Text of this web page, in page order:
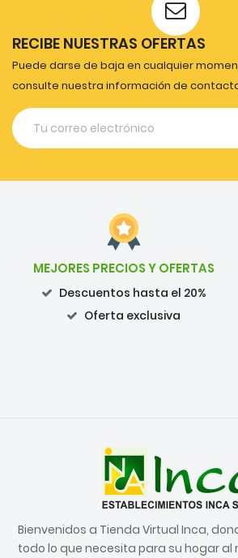
RECIBE NUESTRAS OFERTAS
Puede darse de baja en cualquier
consulte nuestra información de
MEJORES PRECIOS Y OFERTAS
Descuentos hasta el 20%
Oferta exclusiva
Bienvenidos a Tienda Virtual Inca,
todo lo que necesita para su hogar al